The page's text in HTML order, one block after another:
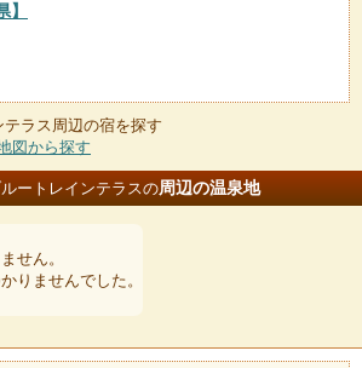
】
ラス周辺の宿を探す
図から探す
ートレインテラスの周辺の温泉地
せん。
りませんでした。